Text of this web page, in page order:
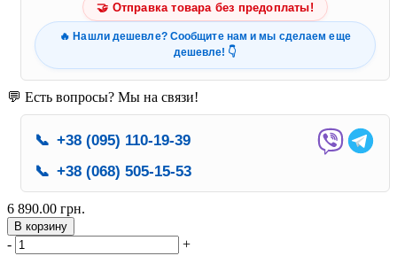
🤝 Отправка товара без предоплаты!
🔥 Нашли дешевле? Сообщите нам и мы сделаем еще
дешевле! 👇
💬 Есть вопросы? Мы на связи!
📞 +38 (095) 110-19-39
📞 +38 (068) 505-15-53
6 890.00 грн.
В корзину
-
+